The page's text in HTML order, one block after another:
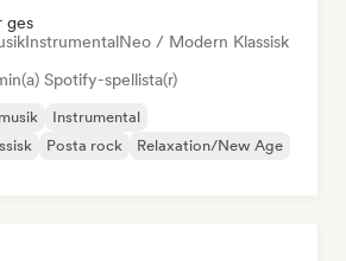
ges
InstrumentalNeo / Modern Klassisk
Spotify-spellista(r)
Instrumental
Posta rock
Relaxation/New Age